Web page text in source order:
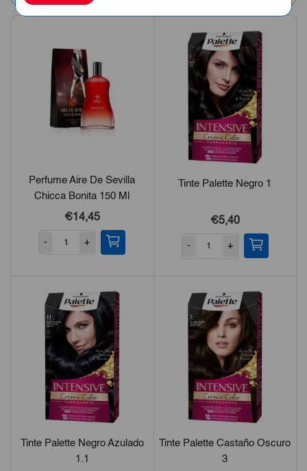
page
Perfume Aire De Sevilla
Chicca Bonita 150 Ml
€14,45
- +
Tinte Palette Negro 1
€5,40
- +
Tinte Palette Negro Azulado
1.1
Tinte Palette Castaño Oscuro
3